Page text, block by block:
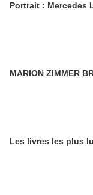
Portrait : Mercedes
MARION ZIMMER
Les livres les plus